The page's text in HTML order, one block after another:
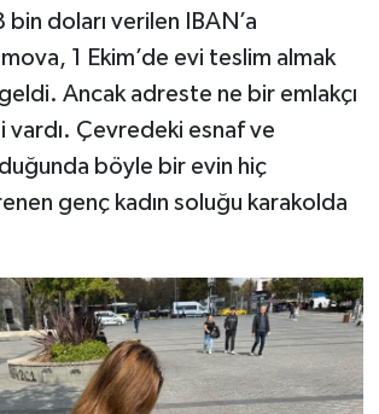
doları verilen IBAN’a
1 Ekim’de evi teslim almak
Ancak adreste ne bir emlakçı
vardı. Çevredeki esnaf ve
böyle bir evin hiç
genç kadın soluğu karakolda